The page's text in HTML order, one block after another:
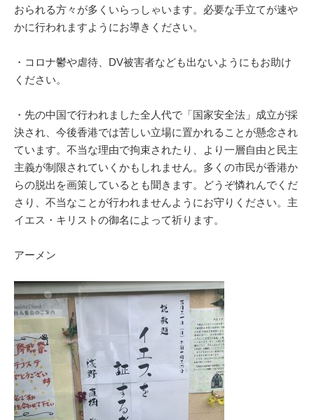
おられる方々が多くいらっしゃいます。必要な手立てが速や
かに行われますようにお導きください。
・コロナ鬱や虐待、DV被害者なども出ないようにもお助け
ください。
・先の中国で行われました全人代で「国家安全法」成立が採
決され、今後香港では苦しい立場に置かれることが懸念され
ています。不当な理由で拘束されたり、より一層自由と民主
主義が制限されていくかもしれません。多くの市民が香港か
らの脱出を画策しているとも聞きます。どうぞ憐れんでくだ
さり、不当なことが行われませんようにお守りください。主
イエス・キリストの御名によって祈ります。
アーメン